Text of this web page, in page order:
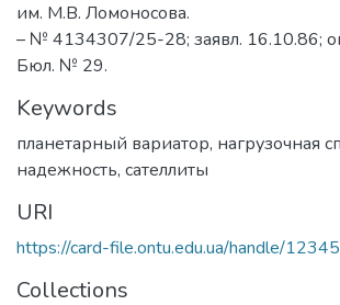
им. М.В. Ломоносова.
– № 4134307/25-28; заявл. 16.10.86;
Бюл. № 29.
Keywords
планетарный вариатор, нагрузочная
надежность, сателлиты
URI
https://card-file.ontu.edu.ua/handle/
Collections